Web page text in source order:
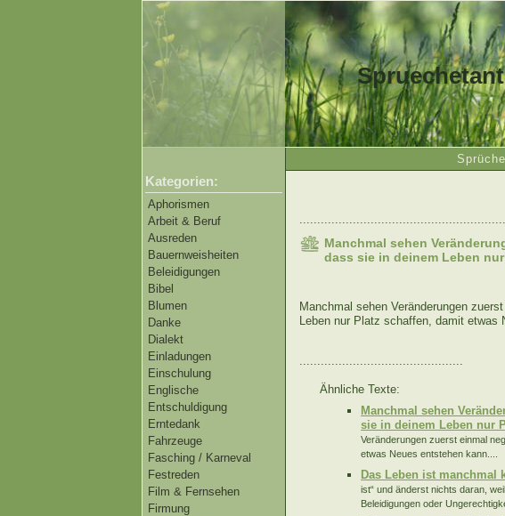
Kategorien:
Aphorismen
Arbeit & Beruf
Ausreden
Bauernweisheiten
Beleidigungen
Bibel
Blumen
Danke
Dialekt
Einladungen
Einschulung
Englische
Entschuldigung
Erntedank
Fahrzeuge
Fasching / Karneval
Festreden
Film & Fernsehen
Firmung
Manchmal sehen
dass sie in deinem Leben
Manchmal sehen Veränderungen
Leben nur Platz schaffen, damit etwas
..............................................
Ähnliche Texte:
Manchmal sehen
sie in deinem Leben nur
Veränderungen zuerst einmal
etwas Neues entstehen kann....
Das Leben ist manchmal
ist“ und änderst nichts daran,
Beleidigungen oder